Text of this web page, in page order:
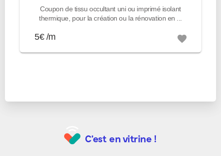
Coupon de tissu occultant uni ou imprimé isolant
thermique, pour la création ou la rénovation en ...
5€ /m favorite
C'est en vitrine !